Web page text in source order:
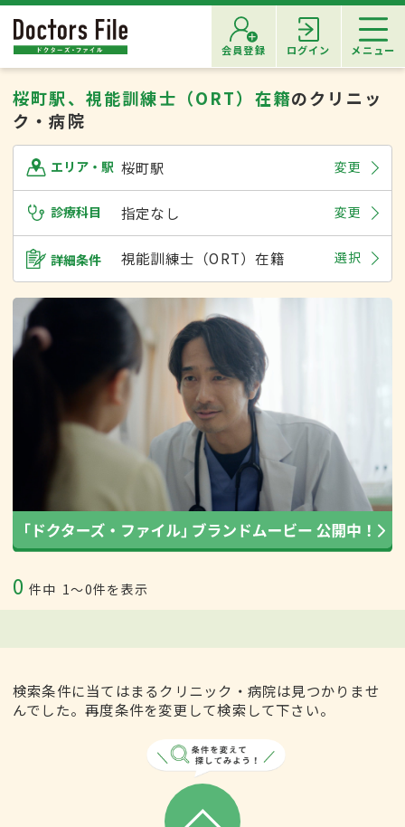
会員登録 ログイン メニュー
桜町駅、視能訓練士（ORT）在籍のクリニッ
ク・病院
エリア・駅 桜町駅 変更
診療科目 指定なし 変更
詳細条件 視能訓練士（ORT）在籍 選択
0 件中 1〜0件を表示
検索条件に当てはまるクリニック・病院は見つかりませ
んでした。再度条件を変更して検索して下さい。